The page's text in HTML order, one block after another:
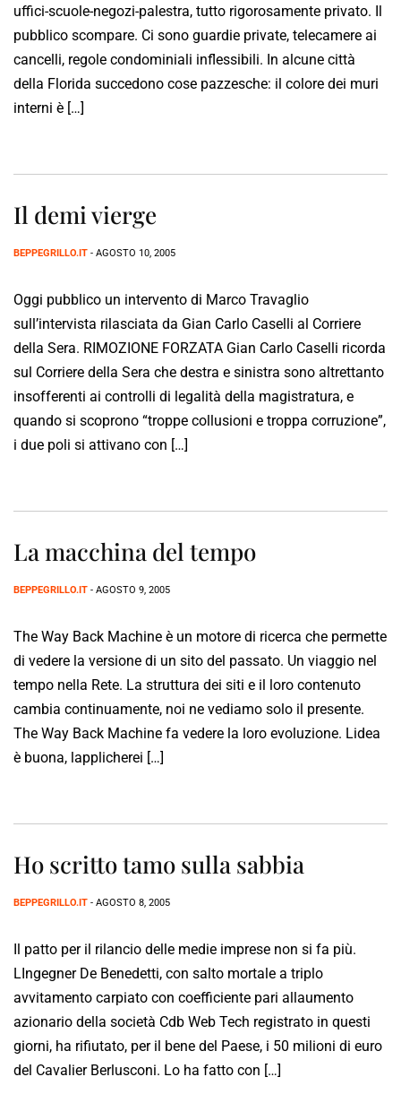
uffici-scuole-negozi-palestra, tutto rigorosamente privato. Il
pubblico scompare. Ci sono guardie private, telecamere ai
cancelli, regole condominiali inflessibili. In alcune città
della Florida succedono cose pazzesche: il colore dei muri
interni è […]
Il demi vierge
BEPPEGRILLO.IT - AGOSTO 10, 2005
Oggi pubblico un intervento di Marco Travaglio
sull’intervista rilasciata da Gian Carlo Caselli al Corriere
della Sera. RIMOZIONE FORZATA Gian Carlo Caselli ricorda
sul Corriere della Sera che destra e sinistra sono altrettanto
insofferenti ai controlli di legalità della magistratura, e
quando si scoprono “troppe collusioni e troppa corruzione”,
i due poli si attivano con […]
La macchina del tempo
BEPPEGRILLO.IT - AGOSTO 9, 2005
The Way Back Machine è un motore di ricerca che permette
di vedere la versione di un sito del passato. Un viaggio nel
tempo nella Rete. La struttura dei siti e il loro contenuto
cambia continuamente, noi ne vediamo solo il presente.
The Way Back Machine fa vedere la loro evoluzione. Lidea
è buona, lapplicherei […]
Ho scritto tamo sulla sabbia
BEPPEGRILLO.IT - AGOSTO 8, 2005
Il patto per il rilancio delle medie imprese non si fa più.
LIngegner De Benedetti, con salto mortale a triplo
avvitamento carpiato con coefficiente pari allaumento
azionario della società Cdb Web Tech registrato in questi
giorni, ha rifiutato, per il bene del Paese, i 50 milioni di euro
del Cavalier Berlusconi. Lo ha fatto con […]